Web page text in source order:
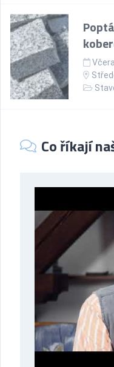
Co říkají